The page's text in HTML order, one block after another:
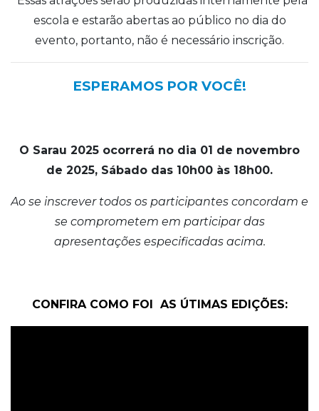
escola e estarão abertas ao público no dia do
evento, portanto, não é necessário inscrição.
ESPERAMOS POR VOCÊ!
O Sarau 2025 ocorrerá no dia 01 de novembro
de 2025, Sábado das 10h00 às 18h00.
Ao se inscrever todos os participantes concordam e
se comprometem em participar das
apresentações especificadas acima.
CONFIRA COMO FOI AS ÚTIMAS EDIÇÕES: